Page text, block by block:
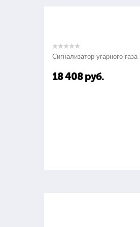
Сигнализатор угарного
18 408 руб.